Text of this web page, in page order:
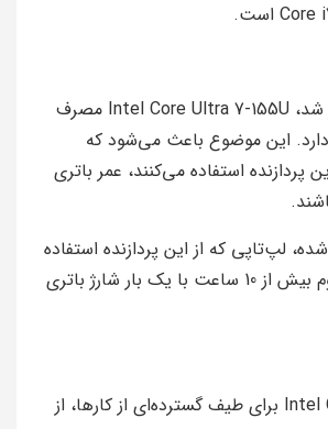
همانطور که قبلاً ذکر شد، Intel Core Ultra 7-155U مصرف
دارد. این موضوع باعث می‌شود که
پردازنده استفاده می‌کنند، عمر باتری
لپ‌تاپی که از این پردازنده استفاده
می‌کرد، به طور مداوم بیش از 10 ساعت با یک بار شارژ باتری
Intel Core Ultra 7-155U برای طیف گسترده‌ای از کارها، از